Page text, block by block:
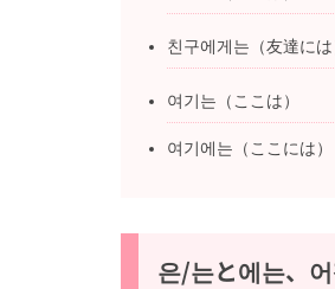
친구에게는（友達には
여기는（ここは）
여기에는（ここには）
은/는と에는、